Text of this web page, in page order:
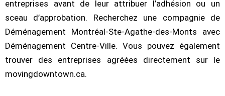
entreprises avant de leur attribuer l’adhésion ou un
sceau d’approbation. Recherchez une compagnie de
Déménagement Montréal-Ste-Agathe-des-Monts avec
Déménagement Centre-Ville. Vous pouvez également
trouver des entreprises agréées directement sur le
movingdowntown.ca.